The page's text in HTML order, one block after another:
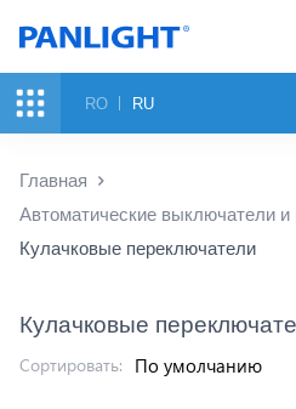
RO RU
Главная
Автоматические выключатели и
Кулачковые переключатели
Кулачковые
Сортировать: